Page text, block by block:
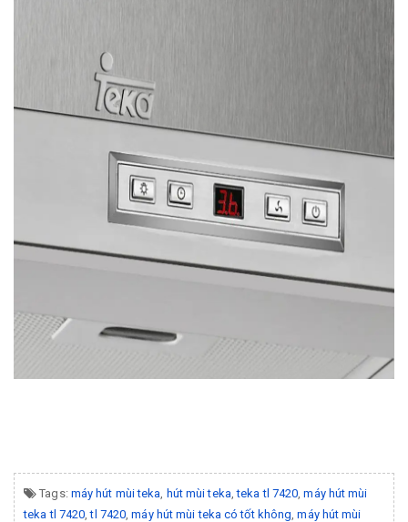
Tags: máy hút mùi teka hút mùi teka ,teka tl 7420 ,máy hút mùi
teka tl 7420 ,tl 7420 ,máy hút mùi teka có tốt không ,máy hút mùi